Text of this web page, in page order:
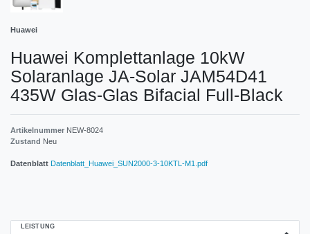
Huawei
Huawei Komplettanlage 10kW
Solaranlage JA-Solar JAM54D41
435W Glas-Glas Bifacial Full-Black
Artikelnummer NEW-8024
Zustand Neu
Datenblatt Datenblatt_Huawei_SUN2000-3-10KTL-M1.pdf
LEISTUNG